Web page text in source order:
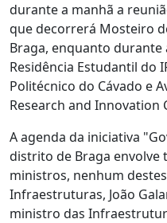
durante a manhã a
que decorrerá Mosteiro
Braga, enquanto durante
Residência Estudantil do
Politécnico do Cávado e
Research and Innovation
A agenda da iniciativa
distrito de Braga envolve
ministros, nenhum
Infraestruturas, João
ministro das